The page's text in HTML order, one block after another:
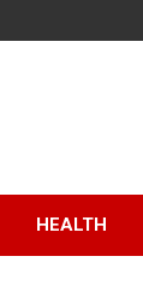
HEALTH